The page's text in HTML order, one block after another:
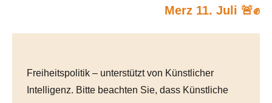
Merz 11. Juli 🚨✊
Freiheitspolitik – unterstützt von Künstlicher
Intelligenz. Bitte beachten Sie, dass Künstliche